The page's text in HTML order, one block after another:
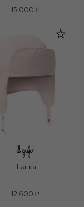
15 000 ₽
Шапка
12 600 ₽